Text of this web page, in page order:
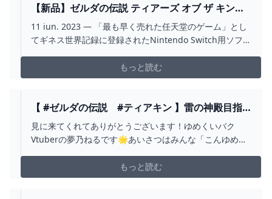
【新品】ゼルダの伝説 ティアーズ オブ ザ キング
ダム商品名 2024
11 iun. 2023 — 「最も早く売れた任天堂のゲーム」とし
てギネス世界記録に登録されたNintendo Switch用ソフト
ルダの伝説 ティアーズ オブ ザ キングダム ザ・コンプリ
ート
もっと読む
【 #ゼルダの伝説 #ティアキン 】雷の神殿目指
していくぞ～！さすがにルージュは使えるよね？
#26 【 #個人VTUBER / #夢乃ねる】ゼルダの伝説
見に来てくれてありがとうございます！ゆめくいバク
Vtuberの夢乃ねるです🌟あいさつはみんな「こんゆめ」
くれると嬉しいな🥰初見さんも含めてみんなと仲良くな
りたいです！《今回のあらすじ》本日も「ゼルダの伝説
もっと読む